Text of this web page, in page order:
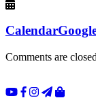
Calendar
Comments are